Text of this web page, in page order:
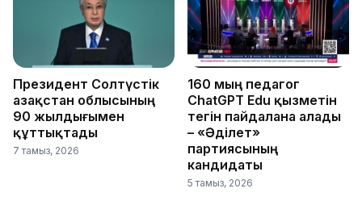
Президент Солтүстік
Қазақстан облысының
90 жылдығымен
құттықтады
7 тамыз, 2026
160 мың педагог
ChatGPT Edu қызметін
тегін пайдалана алады
– «Әділет»
партиясының
кандидаты
5 тамыз, 2026